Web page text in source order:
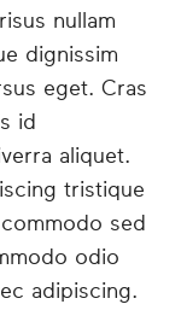
nullam
dignissim
eget. Cras
id
aliquet.
tristique
sed
odio
adipiscing.